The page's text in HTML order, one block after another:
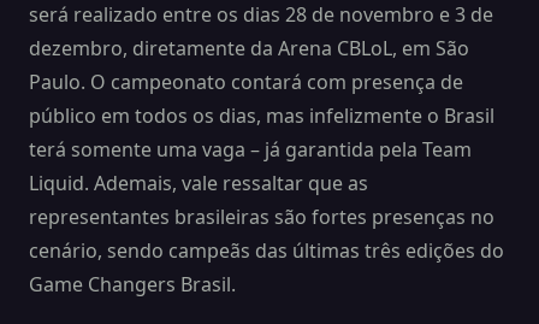
será realizado entre os dias 28 de novembro e 3 de
dezembro, diretamente da Arena CBLoL, em São
Paulo. O campeonato contará com presença de
público em todos os dias, mas infelizmente o Brasil
terá somente uma vaga – já garantida pela Team
Liquid. Ademais, vale ressaltar que as
representantes brasileiras são fortes presenças no
cenário, sendo campeãs das últimas três edições do
Game Changers Brasil.